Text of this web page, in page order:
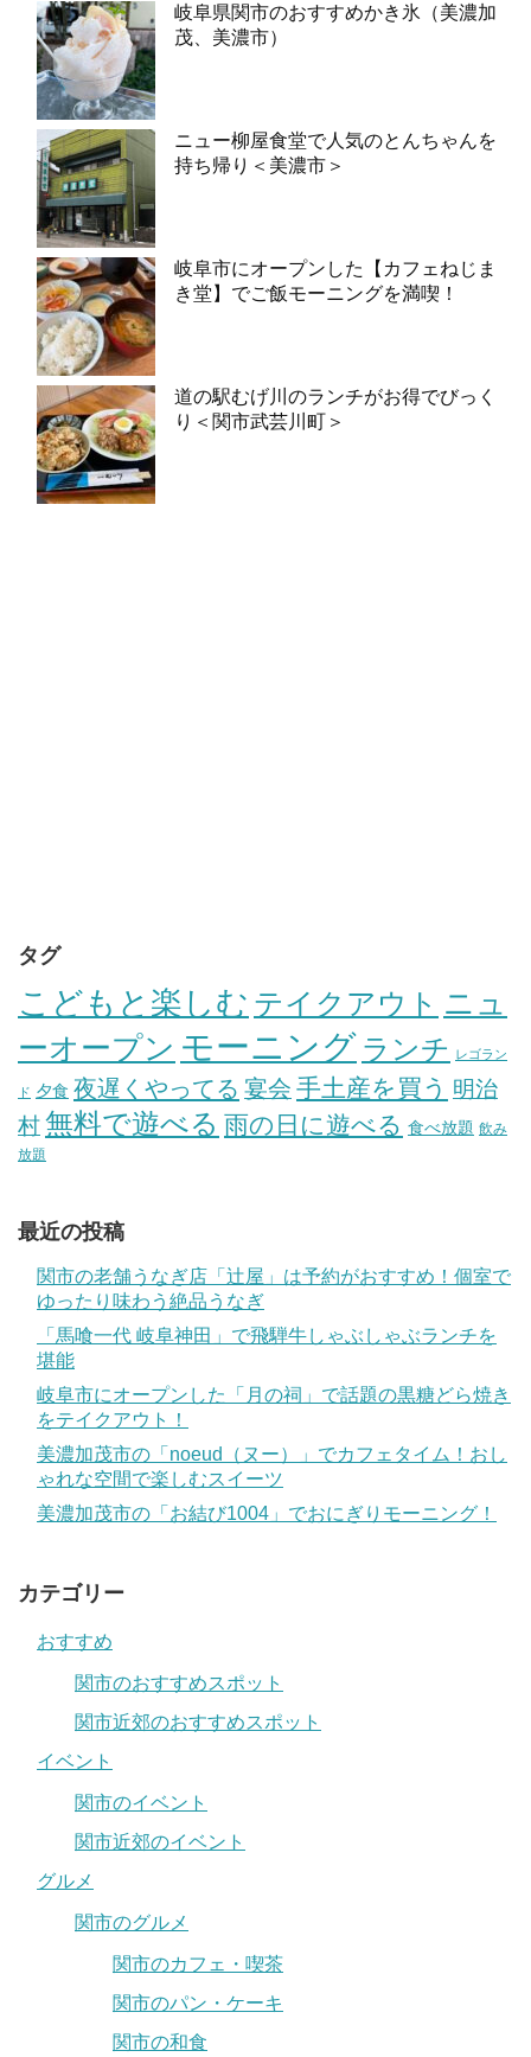
岐阜県関市のおすすめかき氷（美濃加
茂、美濃市）
ニュー柳屋食堂で人気のとんちゃんを
持ち帰り＜美濃市＞
岐阜市にオープンした【カフェねじま
き堂】でご飯モーニングを満喫！
道の駅むげ川のランチがお得でびっく
り＜関市武芸川町＞
タグ
こどもと楽しむ テイクアウト ニュ
ーオープン モーニング ランチ レゴラン
ド 夕食 夜遅くやってる 宴会 手土産を買う 明治
村無料で遊べる 雨の日に遊べる 食べ放題 飲み
放題
最近の投稿
関市の老舗うなぎ店「辻屋」は予約がおすすめ！個室で
ゆったり味わう絶品うなぎ
「馬喰一代 岐阜神田」で飛騨牛しゃぶしゃぶランチを
堪能
岐阜市にオープンした「月の祠」で話題の黒糖どら焼き
をテイクアウト！
美濃加茂市の「noeud（ヌー）」でカフェタイム！おし
ゃれな空間で楽しむスイーツ
美濃加茂市の「お結び1004」でおにぎりモーニング！
カテゴリー
おすすめ
関市のおすすめスポット
関市近郊のおすすめスポット
イベント
関市のイベント
関市近郊のイベント
グルメ
関市のグルメ
関市のカフェ・喫茶
関市のパン・ケーキ
関市の和食